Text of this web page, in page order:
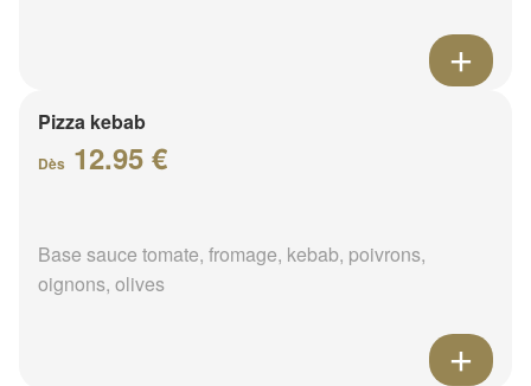
Pizza kebab
Dès 12.95 €
Base sauce tomate, fromage, kebab, poivrons,
oignons, olives